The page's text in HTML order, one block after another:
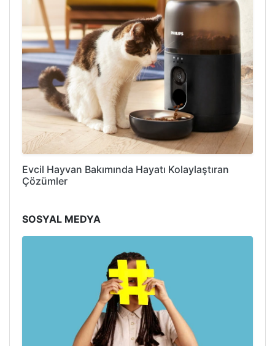
Evcil Hayvan Bakımında Hayatı Kolaylaştıran
Çözümler
SOSYAL MEDYA